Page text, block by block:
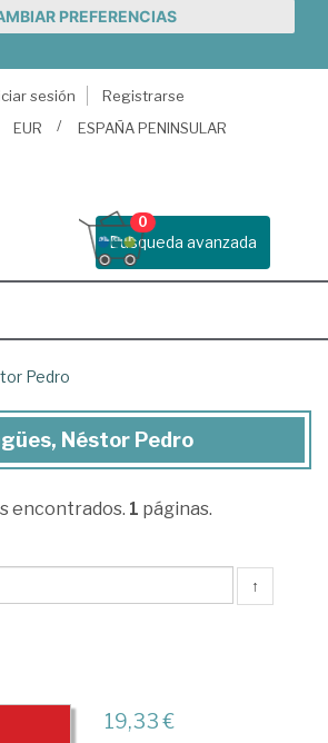
PREFERENCIAS
sesión
Registrarse
EUR ESPAÑA PENINSULAR
Busqueda avanzada
0
Pedro
Néstor Pedro
encontrados. 1 páginas.
↑
19,33 €